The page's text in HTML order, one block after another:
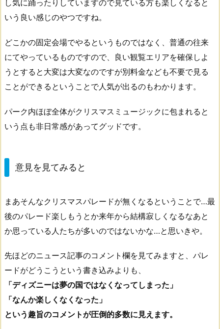
し気に踊ったりしていますので見ている方も楽しくなると
いう良い感じのやつですね。
どこかの固定会場でやるというものではなく、普通の往来
にてやっているものですので、良い観覧エリアを確保しよ
うとすると大変は大変なのですが別料金なども不要で見る
ことができるということで人気が出るのもわかります。
パーク内ほぼ全体がクリスマスミュージックに包まれると
いう点も非日常感があってグッドです。
意見を見てみると
まあそんなクリスマスパレードが無くなるということで…最
後のパレード楽しもうとか来年から結構寂しくなるなあと
か思っている人たちが多いのではないかな…と思いきや。
先ほどのニュース記事のコメント欄を見てみますと、パレ
ードがどうこうという書き込みよりも、
「ディズニーは夢の国ではなくなってしまった」
「なんか楽しくなくなった」
という趣旨のコメントが圧倒的多数に見えます。